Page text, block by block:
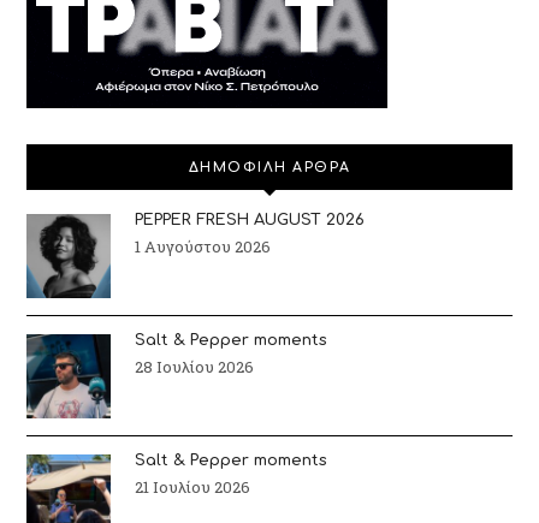
ΔΗΜΟΦΙΛΗ ΑΡΘΡΑ
PEPPER FRESH AUGUST 2026
1 Αυγούστου 2026
Salt & Pepper moments
28 Ιουλίου 2026
Salt & Pepper moments
21 Ιουλίου 2026